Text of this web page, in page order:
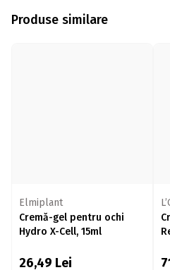
Produse similare
Elmiplant
Cremă-gel pentru ochi
Hydro X-Cell, 15ml
26,49 Lei